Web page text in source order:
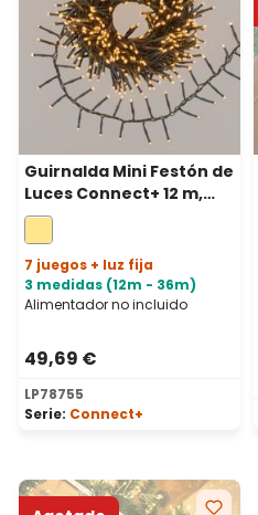
Guirnalda Mini Festón de
Luces Connect+ 12 m,
600 led blanco cálido,
cable verde,
prolongable
7 juegos + luz fija
3 medidas (12m - 36m)
Alimentador no incluido
49,69 €
LP78755
Serie: Connect+